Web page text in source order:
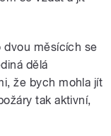
dvou měsících se
dělá
že bych mohla jít
tak aktivní,